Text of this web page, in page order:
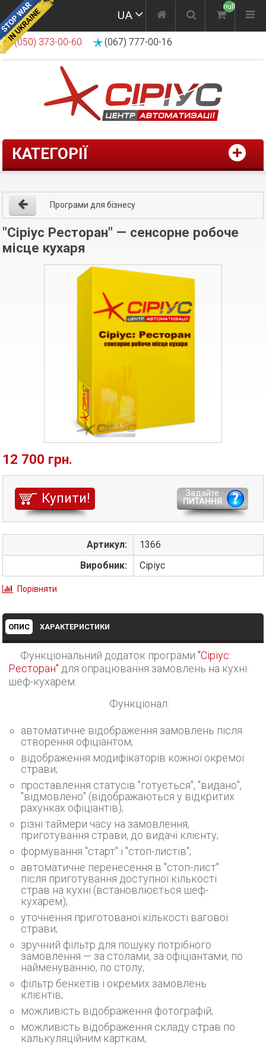
UA
null
(050) 373-00-60 (067) 777-00-16
КАТЕГОРІЇ
Програми для бізнесу
"Сіріус Ресторан" — сенсорне робоче
місце кухаря
12 700 грн.
Купити!
Задайте
ПИТАННЯ
Артикул:
1366
Виробник:
Сіріус
Порівняти
ОПИС ХАРАКТЕРИСТИКИ
Функціональний додаток програми "Сіріус:
Ресторан" для опрацювання замовлень на кухні
шеф-кухарем.
Функціонал:
автоматичне відображення замовлень після
створення офіціантом;
відображення модифікаторів кожної окремої
страви;
проставлення статусів "готується", "видано",
"відмовлено" (відображаються у відкритих
рахунках офіціантів);
різні таймери часу на замовлення,
приготування страви, до видачі клієнту;
формування "старт" і "стоп-листів";
автоматичне перенесення в "стоп-лист"
після приготування доступної кількості
страв на кухні (встановлюється шеф-
кухарем);
уточнення приготованої кількості вагової
страви;
зручний фільтр для пошуку потрібного
замовлення — за столами, за офіціантами, по
найменуванню, по столу;
фільтр бенкетів і окремих замовлень
клієнтів;
можливість відображення фотографій;
можливість відображення складу страв по
калькуляційним карткам;